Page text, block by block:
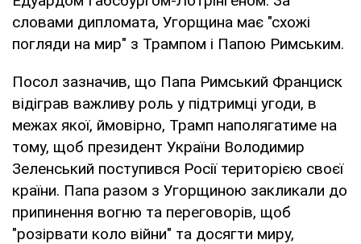
словами дипломата, Угорщина має "схожі
погляди на мир" з Трампом і Папою Римським.
Посол зазначив, що Папа Римський Франциск
відіграв важливу роль у підтримці угоди, в
межах якої, ймовірно, Трамп наполягатиме на
тому, щоб президент України Володимир
Зеленський поступився Росії територією своєї
країни. Папа разом з Угорщиною закликали до
припинення вогню та переговорів, щоб
"розірвати коло війни" та досягти миру,